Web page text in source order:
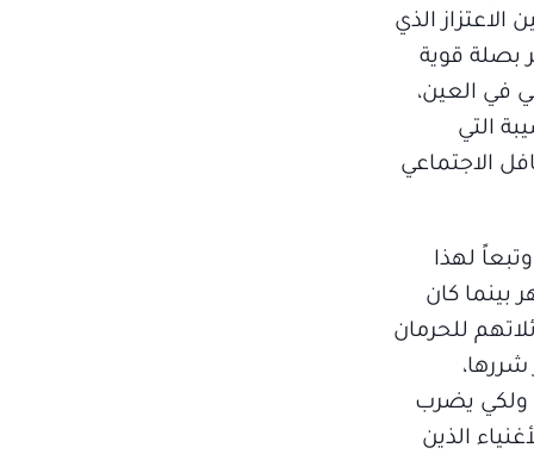
الذي
بصلة قوية
في العين،
التي
الاجتماعي
لهذا
بينما كان
للحرمان
ولكي يضرب
الذين